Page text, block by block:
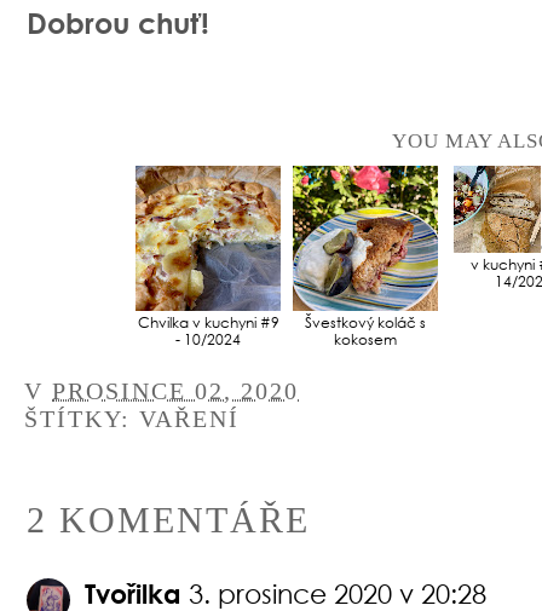
Dobrou chuť!
YOU MAY
Chvilka v kuchyni #9
- 10/2024
Švestkový koláč s
kokosem
v kuchyni
14/
V PROSINCE 02, 2020
ŠTÍTKY: VAŘENÍ
2 KOMENTÁŘE
Tvořilka 3. prosince 2020 v 20:28